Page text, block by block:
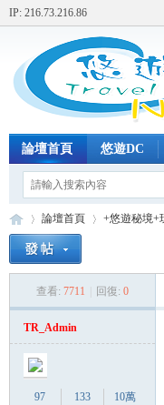
IP: 216.73.216.86
論壇首頁 悠遊DC
論壇首頁 +悠遊秘境+
查看: 7711 回復: 0
TR_Admin
97
133
10萬